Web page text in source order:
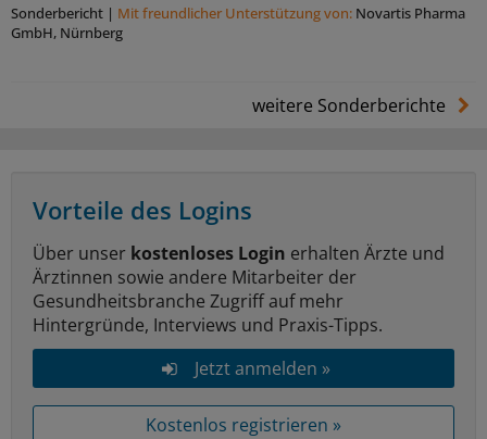
Sonderbericht | Mit freundlicher Unterstützung von: Novartis Pharma
GmbH, Nürnberg
weitere Sonderberichte
Vorteile des Logins
Über unser kostenloses Login erhalten Ärzte und
Ärztinnen sowie andere Mitarbeiter der
Gesundheitsbranche Zugriff auf mehr
Hintergründe, Interviews und Praxis-Tipps.
Jetzt anmelden »
Kostenlos registrieren »